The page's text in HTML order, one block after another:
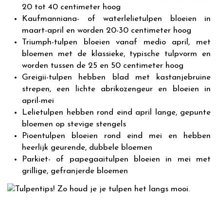
20 tot 40 centimeter hoog
Kaufmanniana- of waterlelietulpen bloeien in
maart-april en worden 20-30 centimeter hoog
Triumph-tulpen bloeien vanaf medio april, met
bloemen met de klassieke, typische tulpvorm en
worden tussen de 25 en 50 centimeter hoog
Greigii-tulpen hebben blad met kastanjebruine
strepen, een lichte abrikozengeur en bloeien in
april-mei
Lelietulpen hebben rond eind april lange, gepunte
bloemen op stevige stengels
Pioentulpen bloeien rond eind mei en hebben
heerlijk geurende, dubbele bloemen
Parkiet- of papegaaitulpen bloeien in mei met
grillige, gefranjerde bloemen